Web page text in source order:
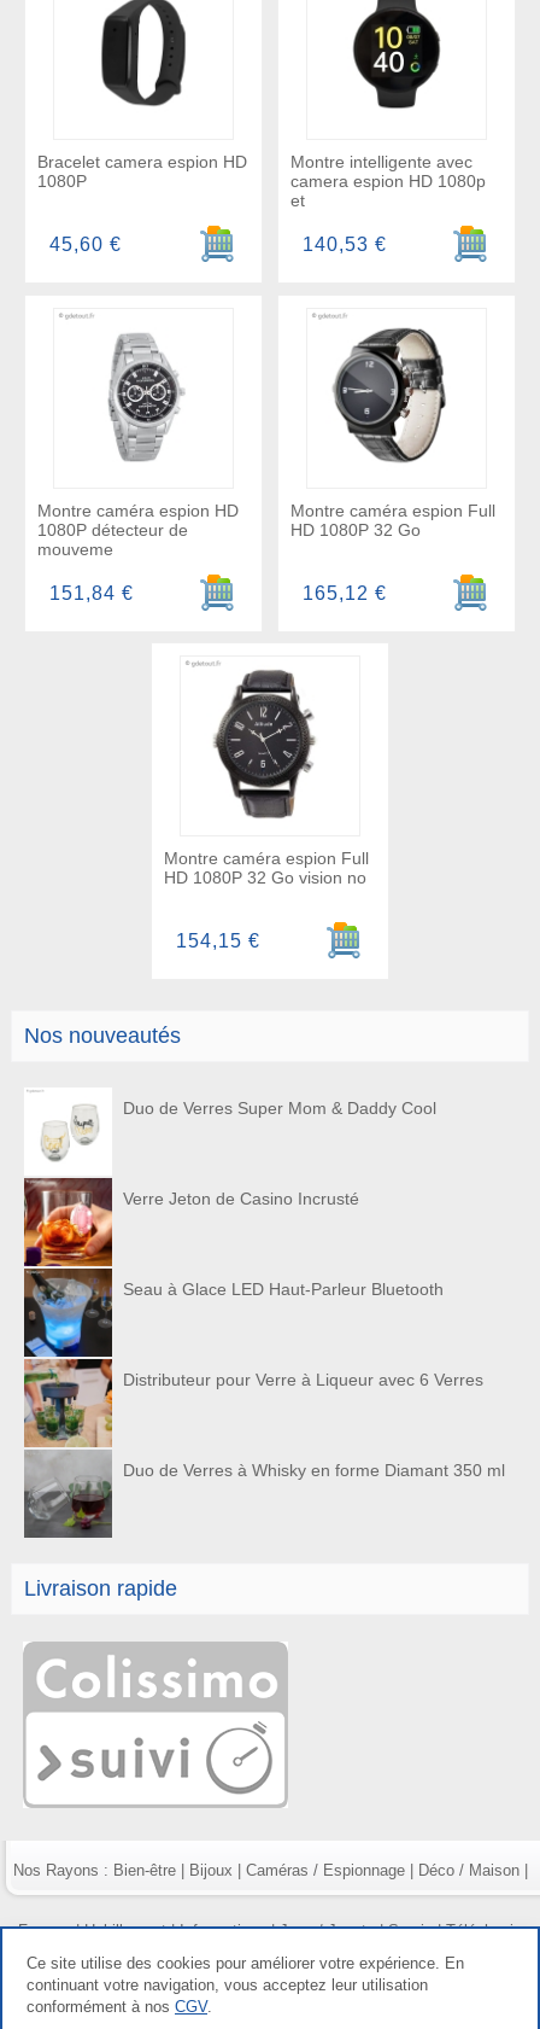
Nos nouveautés
Duo de Verres Super Mom & Daddy Cool
Verre Jeton de Casino Incrusté
Seau à Glace LED Haut-Parleur Bluetooth
Distributeur pour Verre à Liqueur avec 6 Verres
Duo de Verres à Whisky en forme Diamant 350 ml
Livraison rapide
Bracelet camera espion HD
1080P
Ajouter au panier
45,60 €
Montre intelligente avec
camera espion HD 1080p
et
Ajouter
140,53 €
Montre caméra espion HD
1080P détecteur de
mouveme
Ajouter au panier
151,84 €
Montre caméra espion Full
HD 1080P 32 Go
Ajouter
165,12 €
Montre caméra espion Full
HD 1080P 32 Go vision no
Ajouter au panier
154,15 €
Nos Rayons : Bien-être| Bijoux Caméras / Espionnage| Déco / Maison|
Fumeur|Habillement|Informatique|Jeux / Jouets|Survie|Téléphonie
Copyright gdetout.fr 2026, tous droits réservés |
Ce site utilise des cookies pour améliorer votre expérience. En
continuant votre navigation, vous acceptez leur utilisation
conformément à nos CGV.